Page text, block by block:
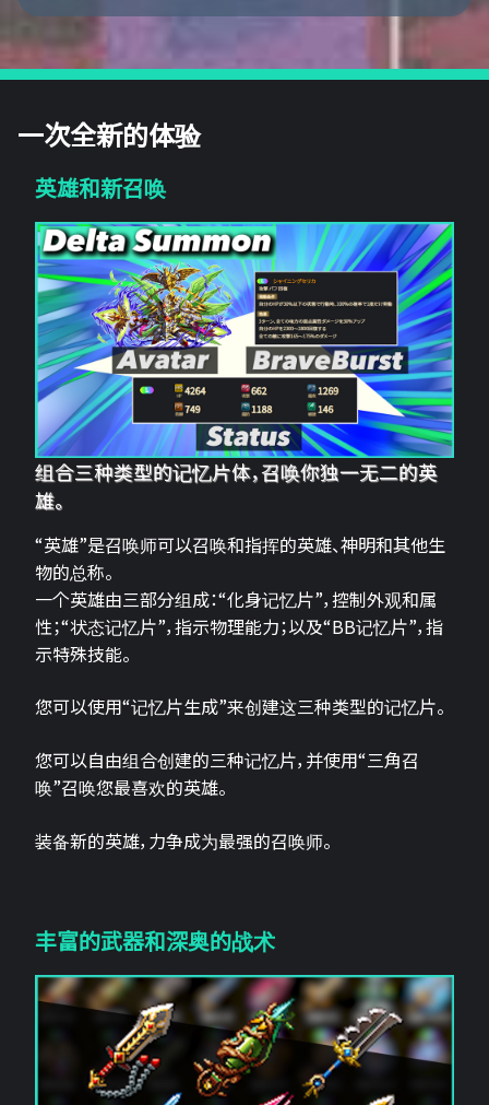
一次全新的体验
英雄和新召唤
组合三种类型的记忆片体，召唤你独一无二的英
雄。
“英雄”是召唤师可以召唤和指挥的英雄、神明和其他生
物的总称。
一个英雄由三部分组成：“化身记忆片”，控制外观和属
性；“状态记忆片”，指示物理能力；以及“BB记忆片”，指
示特殊技能。
您可以使用“记忆片生成”来创建这三种类型的记忆片。
您可以自由组合创建的三种记忆片，并使用“三角召
唤”召唤您最喜欢的英雄。
装备新的英雄，力争成为最强的召唤师。
丰富的武器和深奥的战术